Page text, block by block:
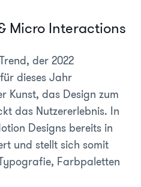
Micro Interactions
der 2022
dieses Jahr
Kunst, das Design zum
das Nutzererlebnis. In
Designs bereits in
und stellt sich somit
Farbpaletten